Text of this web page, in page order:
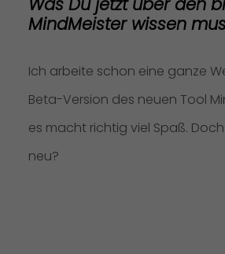
MindMeister wissen
Ich arbeite schon eine ganze
Beta-Version des neuen Tool
es macht richtig viel Spaß.
neu?